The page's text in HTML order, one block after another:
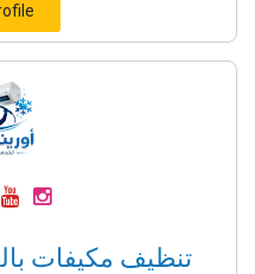
تنظيف مكيفات